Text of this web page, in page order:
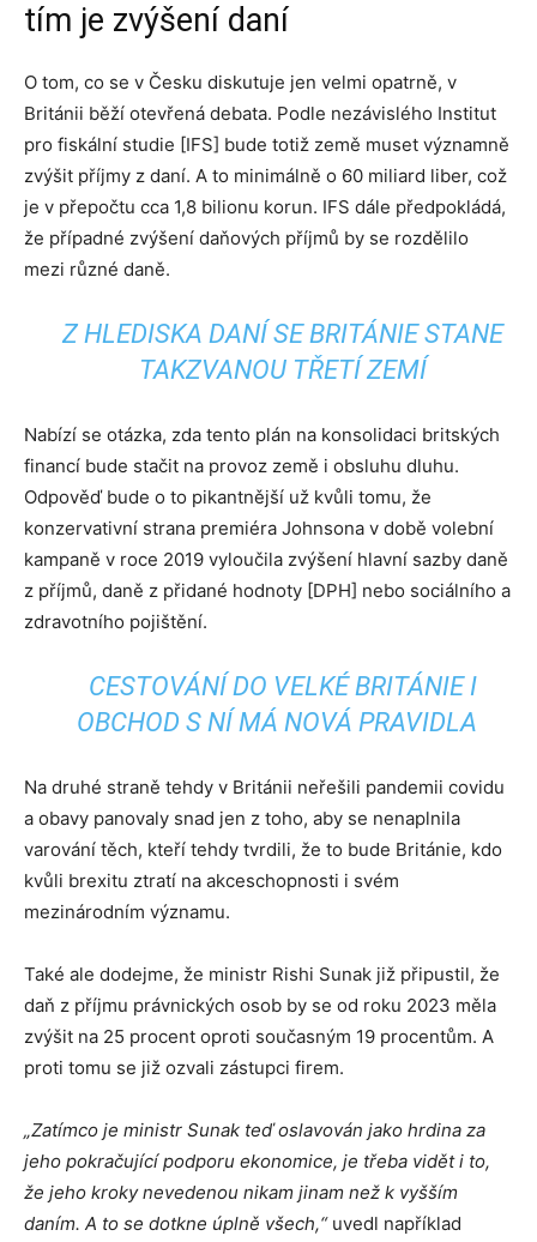
tím je zvýšení daní
O tom, co se v Česku diskutuje jen velmi opatrně, v
Británii běží otevřená debata. Podle nezávislého Institut
pro fiskální studie [IFS] bude totiž země muset významně
zvýšit příjmy z daní. A to minimálně o 60 miliard liber, což
je v přepočtu cca 1,8 bilionu korun. IFS dále předpokládá,
že případné zvýšení daňových příjmů by se rozdělilo
mezi různé daně.
Z HLEDISKA DANÍ SE BRITÁNIE STANE
TAKZVANOU TŘETÍ ZEMÍ
Nabízí se otázka, zda tento plán na konsolidaci britských
financí bude stačit na provoz země i obsluhu dluhu.
Odpověď bude o to pikantnější už kvůli tomu, že
konzervativní strana premiéra Johnsona v době volební
kampaně v roce 2019 vyloučila zvýšení hlavní sazby daně
z příjmů, daně z přidané hodnoty [DPH] nebo sociálního a
zdravotního pojištění.
CESTOVÁNÍ DO VELKÉ BRITÁNIE I
OBCHOD S NÍ MÁ NOVÁ PRAVIDLA
Na druhé straně tehdy v Británii neřešili pandemii covidu
a obavy panovaly snad jen z toho, aby se nenaplnila
varování těch, kteří tehdy tvrdili, že to bude Británie, kdo
kvůli brexitu ztratí na akceschopnosti i svém
mezinárodním významu.
Také ale dodejme, že ministr Rishi Sunak již připustil, že
daň z příjmu právnických osob by se od roku 2023 měla
zvýšit na 25 procent oproti současným 19 procentům. A
proti tomu se již ozvali zástupci firem.
„Zatímco je ministr Sunak teď oslavován jako hrdina za
jeho pokračující podporu ekonomice, je třeba vidět i to,
že jeho kroky nevedenou nikam jinam než k vyšším
daním. A to se dotkne úplně všech,“uvedl například